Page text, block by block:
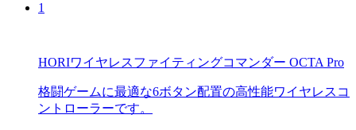
1
HORIワイヤレスファイティングコマンダー OCTA Pro
格闘ゲームに最適な6ボタン配置の高性能ワイヤレスコ
ントローラーです。